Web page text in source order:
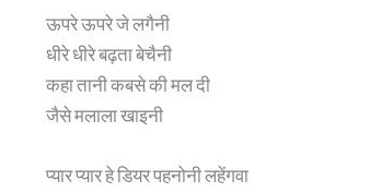
ऊपरे ऊपरे जे लगैनी
धीरे धीरे बढ़ता बेचैनी
कहा तानी कबसे की मल दी
जैसे मलाला खाइनी
प्यार प्यार हे डियर पहनोनी लहेंगवा